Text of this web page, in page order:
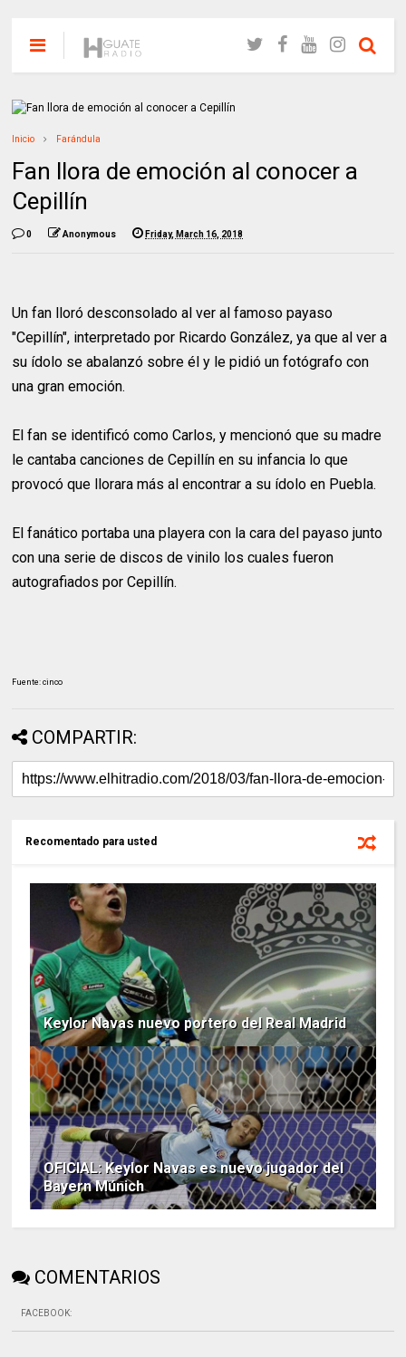
Inicio Farándula
Fan llora de emoción al conocer a
Cepillín
0 Anonymous Friday, March 16, 2018
Un fan lloró desconsolado al ver al famoso payaso
"Cepillín", interpretado por Ricardo González, ya que al ver a
su ídolo se abalanzó sobre él y le pidió un fotógrafo con
una gran emoción.
El fan se identificó como Carlos, y mencionó que su madre
le cantaba canciones de Cepillín en su infancia lo que
provocó que llorara más al encontrar a su ídolo en Puebla.
El fanático portaba una playera con la cara del payaso junto
con una serie de discos de vinilo los cuales fueron
autografiados por Cepillín.
Fuente: cinco
COMPARTIR:
Recomentado para usted
Keylor Navas nuevo portero del Real Madrid
OFICIAL: Keylor Navas es nuevo jugador del
Bayern Múnich
COMENTARIOS
FACEBOOK: